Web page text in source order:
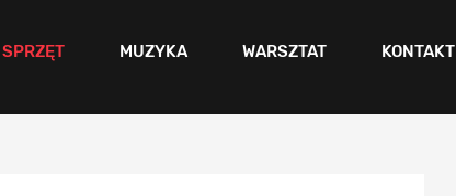
SPRZĘT MUZYKA WARSZTAT KONTAKT